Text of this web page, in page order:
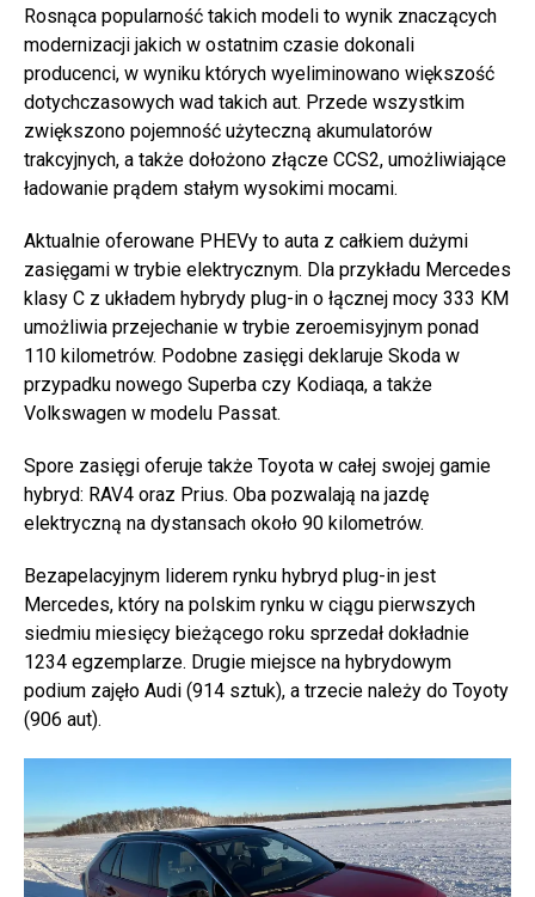
Rosnąca popularność takich modeli to wynik znaczących
modernizacji jakich w ostatnim czasie dokonali
producenci, w wyniku których wyeliminowano większość
dotychczasowych wad takich aut. Przede wszystkim
zwiększono pojemność użyteczną akumulatorów
trakcyjnych, a także dołożono złącze CCS2, umożliwiające
ładowanie prądem stałym wysokimi mocami.
Aktualnie oferowane PHEVy to auta z całkiem dużymi
zasięgami w trybie elektrycznym. Dla przykładu Mercedes
klasy C z układem hybrydy plug-in o łącznej mocy 333 KM
umożliwia przejechanie w trybie zeroemisyjnym ponad
110 kilometrów. Podobne zasięgi deklaruje Skoda w
przypadku nowego Superba czy Kodiaqa, a także
Volkswagen w modelu Passat.
Spore zasięgi oferuje także Toyota w całej swojej gamie
hybryd: RAV4 oraz Prius. Oba pozwalają na jazdę
elektryczną na dystansach około 90 kilometrów.
Bezapelacyjnym liderem rynku hybryd plug-in jest
Mercedes, który na polskim rynku w ciągu pierwszych
siedmiu miesięcy bieżącego roku sprzedał dokładnie
1234 egzemplarze. Drugie miejsce na hybrydowym
podium zajęło Audi (914 sztuk), a trzecie należy do Toyoty
(906 aut).